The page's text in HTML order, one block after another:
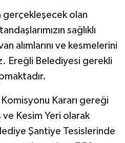
gerçekleşecek olan
sağlıklı
alımlarını ve kesmelerini
Ereğli Belediyesi gerekli
Kararı gereği
ve Kesim Yeri olarak
Şantiye Tesislerinde